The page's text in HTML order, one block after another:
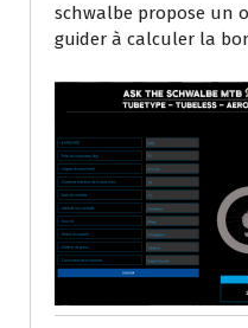
schwalbe propose un
guider à calculer la